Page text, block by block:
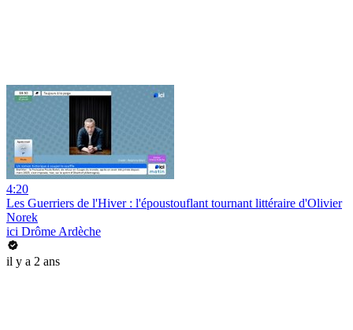
4:20
Les Guerriers de l'Hiver : l'époustouflant tournant littéraire d'Olivier
Norek
ici Drôme Ardèche
il y a 2 ans